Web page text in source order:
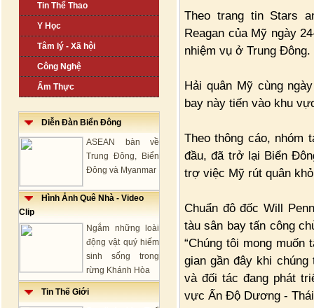
Tin Thể Thao
Y Học
Tâm lý - Xã hội
Công Nghệ
Ẩm Thực
Diễn Đàn Biển Đông
ASEAN bàn về
Trung Đông, Biển
Đông và Myanmar
Hình Ảnh Quê Nhà - Video
Clip
Ngắm những loài
động vật quý hiếm
sinh sống trong
rừng Khánh Hòa
Tin Thế Giới
Theo trang tin Stars
Reagan của Mỹ ngày
nhiệm vụ ở Trung Đông.
Hải quân Mỹ cùng
bay này tiến vào khu
Theo thông cáo, nhóm
đầu, đã trở lại Biển
trợ việc Mỹ rút quân
Chuẩn đô đốc Will
tàu sân bay tấn công
“Chúng tôi mong muốn
gian gần đây khi
và đối tác đang phát
vực Ấn Độ Dương -